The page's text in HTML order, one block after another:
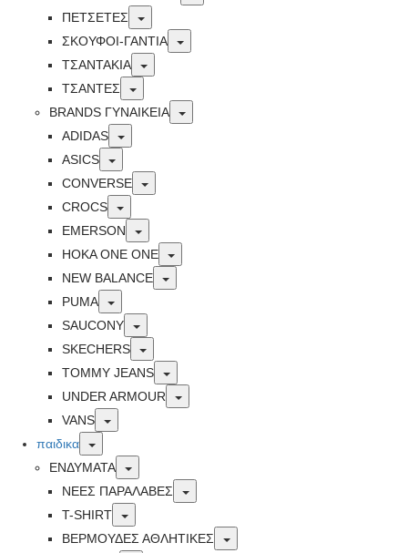
ΠΕΤΣΈΤΕΣ
Toggle
ΣΚΟΥΦΟΙ-ΓΑΝΤΙΑ
Toggle
ΤΣΑΝΤΑΚΙΑ
Toggle
ΤΣΑΝΤΕΣ
Toggle
BRANDS ΓΥΝΑΙΚΕΊΑ
Toggle
ADIDAS
Toggle
ASICS
Toggle
CONVERSE
Toggle
CROCS
Toggle
EMERSON
Toggle
HOKA ONE ONE
Toggle
NEW BALANCE
Toggle
PUMA
Toggle
SAUCONY
Toggle
SKECHERS
Toggle
TOMMY JEANS
Toggle
UNDER ARMOUR
Toggle
VANS
Toggle
παιδικα
Toggle
ΕΝΔΥΜΑΤΑ
Toggle
ΝΕΕΣ ΠΑΡΑΛΑΒΕΣ
Toggle
T-SHIRT
Toggle
ΒΕΡΜΟΥΔΕΣ ΑΘΛΗΤΙΚΕΣ
Toggle